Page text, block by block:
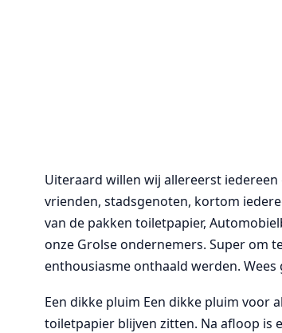
Uiteraard willen wij allereerst
vrienden, stadsgenoten, kortom
van de pakken toiletpapier,
onze Grolse ondernemers. Super om
enthousiasme onthaald werden.
Een dikke pluim Een dikke pluim voor
toiletpapier blijven zitten. Na afloop is